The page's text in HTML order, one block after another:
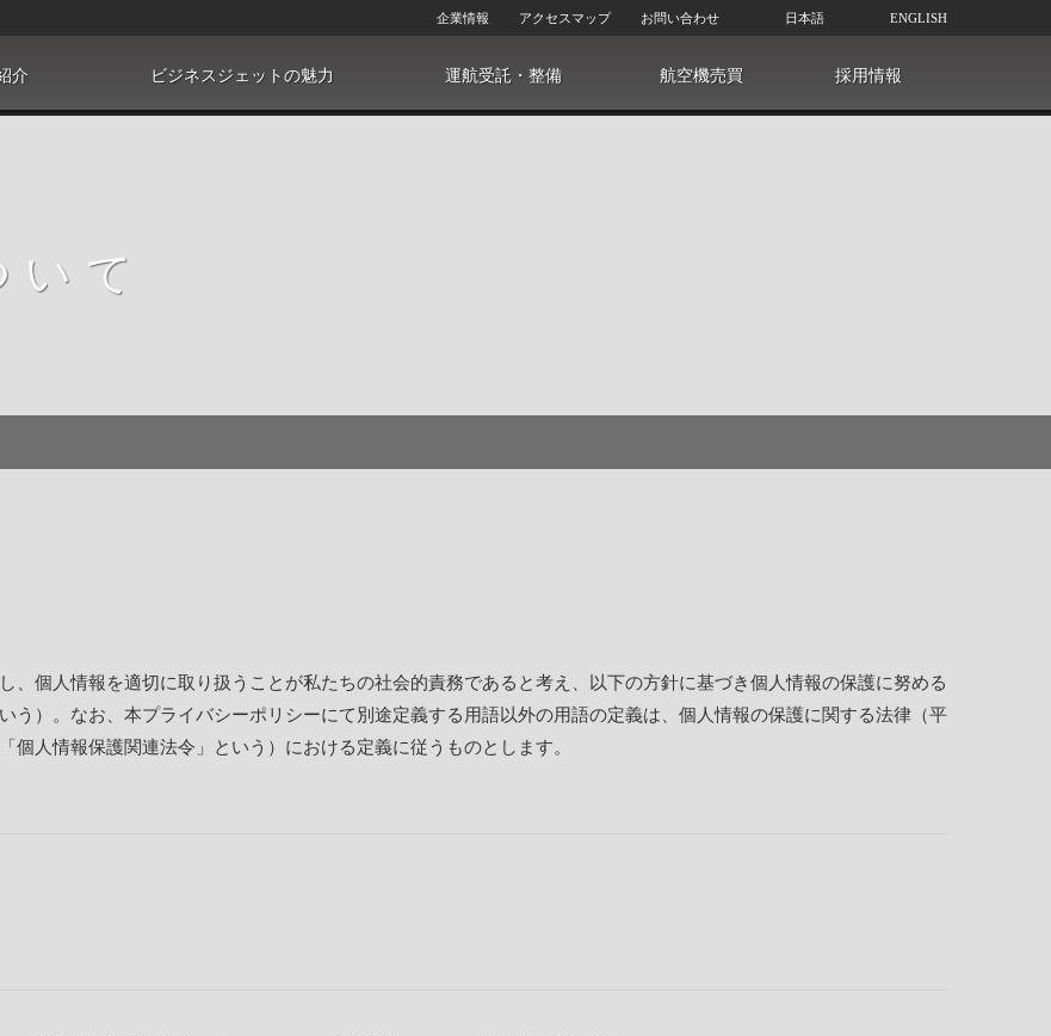
企業情報 アクセスマップ お問い合わせ 日本語 ENGLISH
介 ビジネスジェットの魅力 運航受託・整備 航空機売買 採用情報
いて
、個人情報を適切に取り扱うことが私たちの社会的責務であると考え、以下の方針に基づき個人情報の保護に努める
う）。なお、本プライバシーポリシーにて別途定義する用語以外の用語の定義は、個人情報の保護に関する法律（平
人情報保護関連法令」という）における定義に従うものとします。